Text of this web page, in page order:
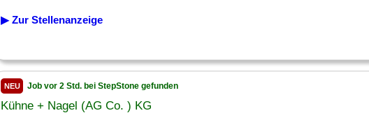
▶ Zur Stellenanzeige
NEU Job vor 2 Std. bei StepStone gefunden
Kühne + Nagel (AG Co. ) KG